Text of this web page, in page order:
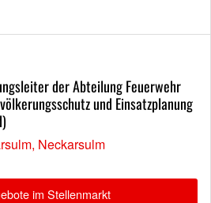
der Abteilung Feuerwehr
und Einsatzplanung
Neckarsulm
im Stellenmarkt